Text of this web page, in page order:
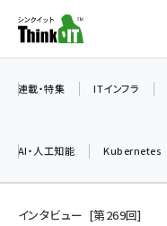
ン
ツ
連載・特集 ITインフラ
AI・人工知能 Kubernetes
インタビュー 第269回